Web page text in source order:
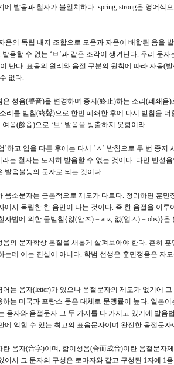
에 발음과 철자가 불일치하다. spring, strong은 영어식
음의 독립 내지 조합으로 모음과 자음이 배합된 음을
발음할 수 없는 ‘ㅂ’과 같은 조각이 생겨난다. 우리 문자
이 난다. 표음의 원리와 음절 구분의 원칙에 따라 자음(
없다.
은 성음(聲音)을 변경하며 종지(終止)하는 소리(폐쇄음
리를 받침(終聲)으로 한번 폐쇄한 후에 다시 받침을 더
여음(餘音)으로 ‘브’ 발음을 방출하지 못함이라.
’하고 입을 다든 후에는 다시 ‘ㅅ’ 받침으로 두 번 종지
라는 철자는 도저히 발음할 수 없는 것이다. 다만 반설
발음불능의 문자로 되는 것이다.
음소문자는 근본적으로 제도가 다르다. 정리하면 훈
에서 독립한 한 음만이 나는 것이다. 즉 한 음절을 이
자법에 의한 둘받침{앉(안ㅈ) = anz, 없(업ㅅ) = obs)}은
음의 문자학상 본질을 새롭게 살펴보아야 한다. 흔히
는데 이는 진실이 아니다. 학범 선생은 훈민정음은 자
어는 음자(letter)가 있으나 음절문자의 제도가 없기에
하는 미국과 프랑스 등은 대체로 문맹률이 높다. 일본
음자와 음절문자 그 두 가지를 다 가지고 있기에 발음
에 익힐 수 있는 최고의 표음문자이며 완전한 음절문자
란 음자(音字)이며, 합이성음(合而成音)이란 음절문자
어서 그 문자의 구성은 로마자와 같고 구성된 1자에 1